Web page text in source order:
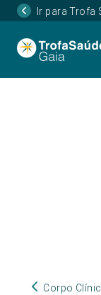
Ir para Trofa
Corpo